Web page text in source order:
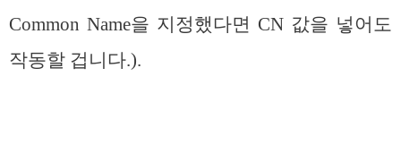
Common Name을 지정했다면 CN 값을 넣어도
작동할 겁니다.).